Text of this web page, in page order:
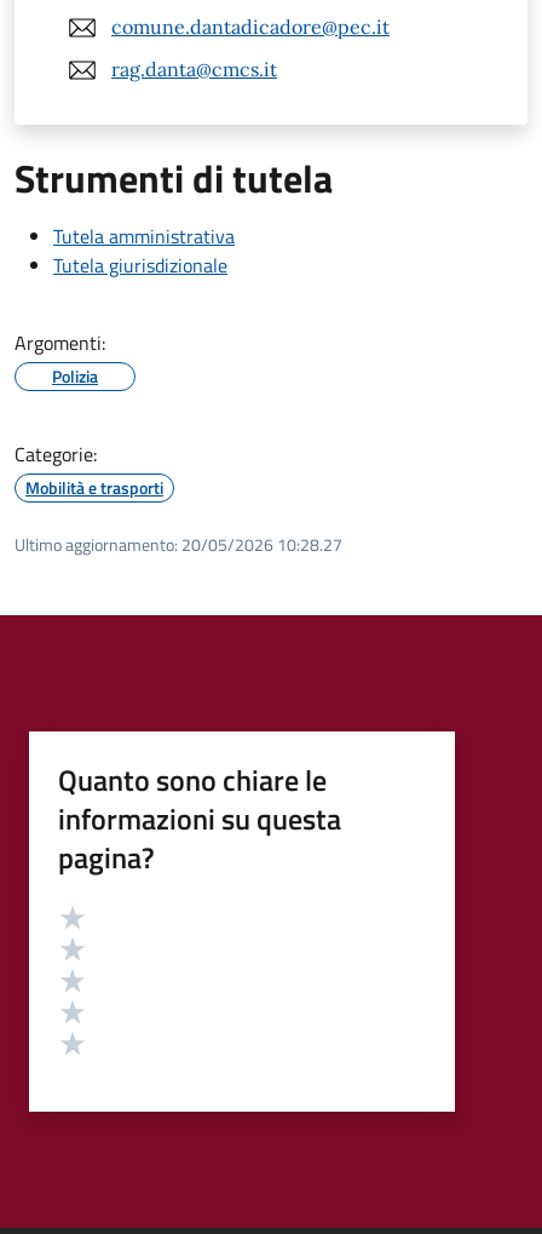
comune.dantadicadore@pec.it
rag.danta@cmcs.it
Strumenti di tutela
Tutela amministrativa
Tutela giurisdizionale
Argomenti:
Polizia
Categorie:
Mobilità e trasporti
Ultimo aggiornamento: 20/05/2026 10:28.27
Quanto sono chiare le
informazioni su questa
pagina?
Valutazione